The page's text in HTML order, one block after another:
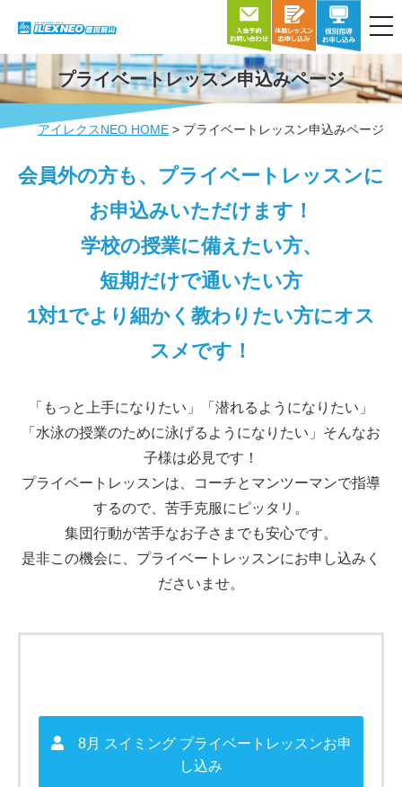
プライベートレッスン申込みページ
アイレクスNEO HOME プライベートレッスン申込みページ
会員外の方も、プライベートレッスンに
お申込みいただけます！
学校の授業に備えたい方、
短期だけで通いたい方
1対1でより細かく教わりたい方にオス
スメです！
「もっと上手になりたい」「潜れるようになりたい」
「水泳の授業のために泳げるようになりたい」そんなお
子様は必見です！
プライベートレッスンは、コーチとマンツーマンで指導
するので、苦手克服にピッタリ。
集団行動が苦手なお子さまでも安心です。
是非この機会に、プライベートレッスンにお申し込みく
ださいませ。
8月 スイミング プライベートレッスンお申
し込み